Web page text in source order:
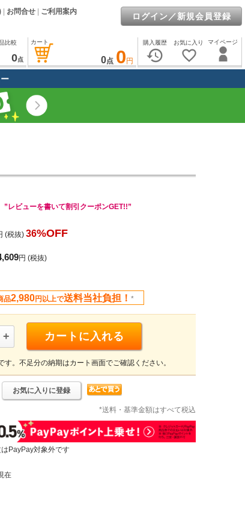
お問合せ ご利用案内 ログイン／新規会員登録
マイページ
お気に入り
favorite_border
購入履歴
history
カート
0点 0 円
比較
0点
”レビューを書いて割引クーポンGET!!”
(税抜) 36%OFF
円 (税抜)
品2,980円以上で送料当社負担！ *
+ カートに入れる
。不足分の納期はカート画面でご確認ください。
お気に入りに登録
*送料・基準金額はすべて税込
PayPay対象外です
在